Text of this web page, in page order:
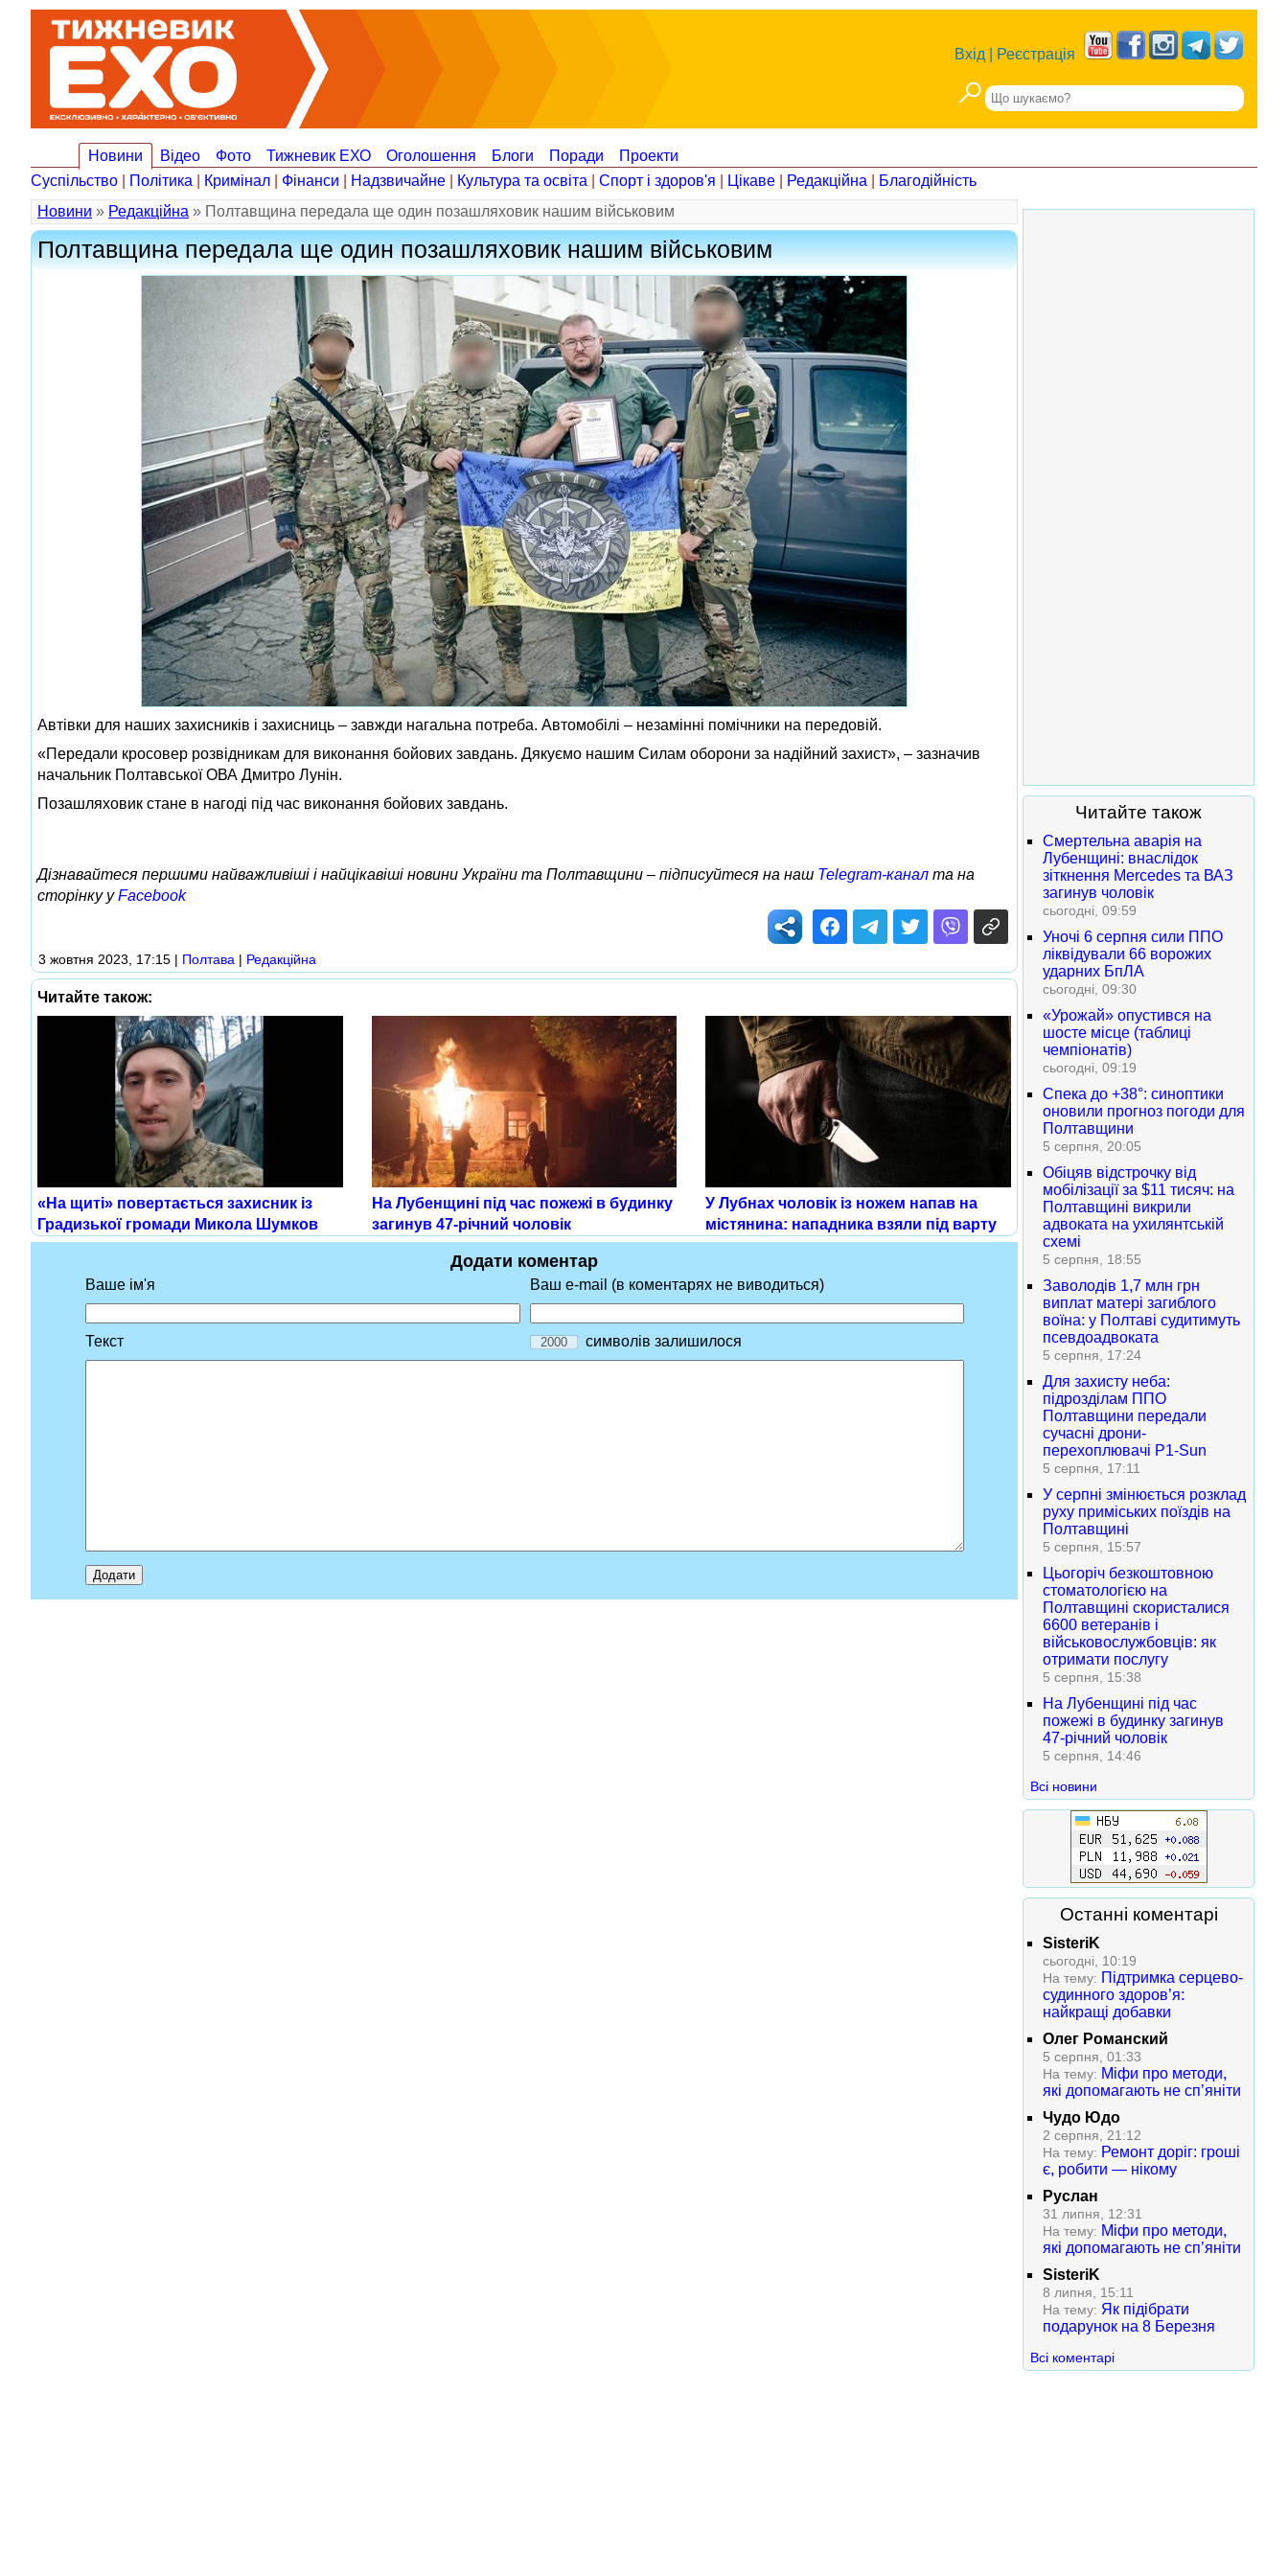
Вхід Реєстрація
Новини Відео Фото Тижневик ЕХО Оголошення Блоги Поради
Проекти
Суспільство
Політика Кримінал Фінанси Надзвичайне Культура та освіта Спорт і здоров'я Цікаве Редакційна
Благодійність
Новини » Редакційна » Полтавщина передала ще один позашляховик нашим військовим
Полтавщина передала ще один позашляховик нашим військовим
Автівки для наших захисників і захисниць – завжди нагальна потреба. Автомобілі – незамінні помічники на передовій.
«Передали кросовер розвідникам для виконання бойових завдань. Дякуємо нашим Силам оборони за надійний захист», – зазначив
начальник Полтавської ОВА Дмитро Лунін.
Позашляховик стане в нагоді під час виконання бойових завдань.
Дізнавайтеся першими найважливіші і найцікавіші новини України та Полтавщини – підписуйтеся на наш Telegram-канал та на
сторінку уFacebook
3 жовтня 2023, 17:15 | Полтава | Редакційна
Читайте також:
«На щиті» повертається захисник із
Градизької громади Микола Шумков
На Лубенщині під час пожежі в будинку
загинув 47-річний чоловік
У Лубнах чоловік із ножем напав на
містянина: нападника взяли під варту
Додати коментар
Ваше ім'я Ваш e-mail (в коментарях не виводиться)
Текст символів залишилося
Читайте також
Смертельна аварія на
Лубенщині: внаслідок
зіткнення Mercedes та ВАЗ
загинув чоловік
сьогодні, 09:59
Уночі 6 серпня сили ППО
ліквідували 66 ворожих
ударних БпЛА
сьогодні, 09:30
«Урожай» опустився на
шосте місце (таблиці
чемпіонатів)
сьогодні, 09:19
Спека до +38°: синоптики
оновили прогноз погоди для
Полтавщини
5 серпня, 20:05
Обіцяв відстрочку від
мобілізації за $11 тисяч: на
Полтавщині викрили
адвоката на ухилянтській
схемі
5 серпня, 18:55
Заволодів 1,7 млн грн
виплат матері загиблого
воїна: у Полтаві судитимуть
псевдоадвоката
5 серпня, 17:24
Для захисту неба:
підрозділам ППО
Полтавщини передали
сучасні дрони-
перехоплювачі P1-Sun
5 серпня, 17:11
У серпні змінюється розклад
руху приміських поїздів на
Полтавщині
5 серпня, 15:57
Цьогоріч безкоштовною
стоматологією на
Полтавщині скористалися
6600 ветеранів і
військовослужбовців: як
отримати послугу
5 серпня, 15:38
На Лубенщині під час
пожежі в будинку загинув
47-річний чоловік
5 серпня, 14:46
Всі новини
Останні коментарі
SisteriK
сьогодні, 10:19
На тему: Підтримка серцево-
судинного здоров’я:
найкращі добавки
Олег Романский
5 серпня, 01:33
На тему: Міфи про методи,
які допомагають не сп’яніти
Чудо Юдо
2 серпня, 21:12
На тему: Ремонт доріг: гроші
є, робити — нікому
Руслан
31 липня, 12:31
На тему: Міфи про методи,
які допомагають не сп’яніти
SisteriK
8 липня, 15:11
На тему: Як підібрати
подарунок на 8 Березня
Всі коментарі